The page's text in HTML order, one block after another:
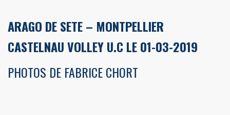
ARAGO DE SETE – MONTPELLIER
CASTELNAU VOLLEY U.C LE 01-03-2019
PHOTOS DE FABRICE CHORT